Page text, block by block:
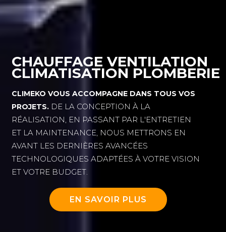
CHAUFFAGE VENTILATION
CLIMATISATION PLOMBERIE
CLIMEKO VOUS ACCOMPAGNE DANS TOUS VOS
PROJETS. DE LA CONCEPTION À LA
RÉALISATION, EN PASSANT PAR L'ENTRETIEN
ET LA MAINTENANCE, NOUS METTRONS EN
AVANT LES DERNIÈRES AVANCÉES
TECHNOLOGIQUES ADAPTÉES À VOTRE VISION
ET VOTRE BUDGET.
EN SAVOIR PLUS